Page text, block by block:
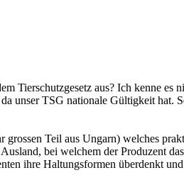
aus? Ich kenne es
unser TSG nationale Gültigkeit hat.
Teil aus Ungarn) welches
bei welchem der Produzent
ihre Haltungsformen überdenkt